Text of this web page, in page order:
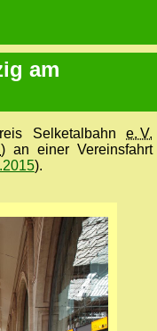
am
Selketalbahne. V.
) an einer Vereinsfahrt
).